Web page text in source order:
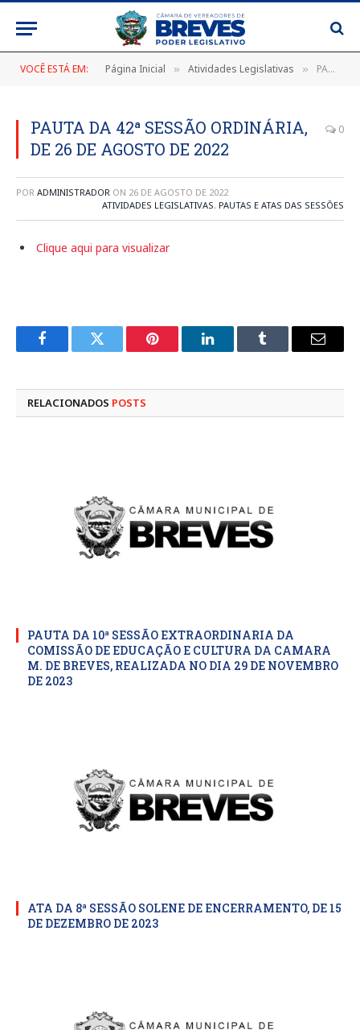
VOCÊ ESTÁ EM: Página Inicial » Atividades Legislativas » PAUTA DA 42ª SESSÃO ORDINÁRIA, DE 26 DE AGOSTO DE 2022
PAUTA DA 42ª SESSÃO ORDINÁRIA,
DE 26 DE AGOSTO DE 2022
0
POR ADMINISTRADOR ON 26 DE AGOSTO DE 2022
ATIVIDADES LEGISLATIVAS, PAUTAS E ATAS DAS SESSÕES
Clique aqui para visualizar
FacebookTwitter Pinterest LinkedInTumblr
E-
RELACIONADOS POSTS
PAUTA DA 10ª SESSÃO EXTRAORDINARIA DA
COMISSÃO DE EDUCAÇÃO E CULTURA DA CAMARA
M. DE BREVES, REALIZADA NO DIA 29 DE NOVEMBRO
DE 2023
ATA DA 8ª SESSÃO SOLENE DE ENCERRAMENTO, DE 15
DE DEZEMBRO DE 2023